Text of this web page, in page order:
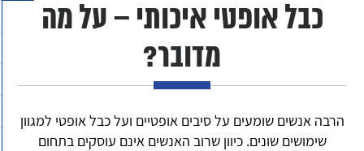
כבל אופטי איכותי – על מה
מדובר?
הרבה אנשים שומעים על סיבים אופטיים ועל כבל אופטי למגוון
שימושים שונים. כיוון שרוב האנשים אינם עוסקים בתחום